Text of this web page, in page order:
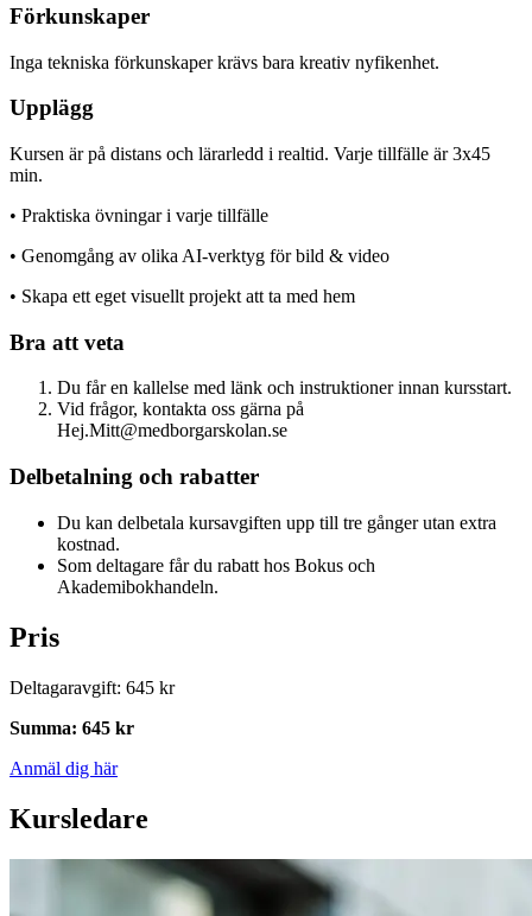
Förkunskaper
Inga tekniska förkunskaper krävs bara kreativ nyfikenhet.
Upplägg
Kursen är på distans och lärarledd i realtid. Varje tillfälle är 3x45
min.
• Praktiska övningar i varje tillfälle
• Genomgång av olika AI-verktyg för bild & video
• Skapa ett eget visuellt projekt att ta med hem
Bra att veta
Du får en kallelse med länk och instruktioner innan kursstart.
Vid frågor, kontakta oss gärna på
Hej.Mitt@medborgarskolan.se
Delbetalning och rabatter
Du kan delbetala kursavgiften upp till tre gånger utan extra
kostnad.
Som deltagare får du rabatt hos Bokus och
Akademibokhandeln.
Pris
Deltagaravgift: 645 kr
Summa: 645 kr
Anmäl dig här
Kursledare